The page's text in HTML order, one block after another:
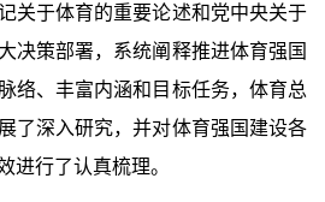
关于体育的重要论述和党中央关于
决策部署，系统阐释推进体育强国
络、丰富内涵和目标任务，体育总
了深入研究，并对体育强国建设各
进行了认真梳理。